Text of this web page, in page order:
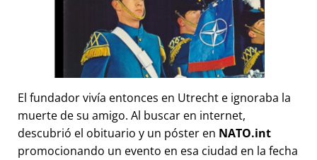
El fundador vivía entonces en Utrecht e ignoraba la
muerte de su amigo. Al buscar en internet,
descubrió el obituario y un póster en NATO.int
promocionando un evento en esa ciudad en la fecha